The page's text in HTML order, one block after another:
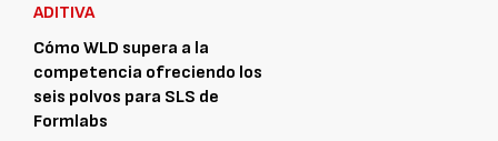
ADITIVA
Cómo WLD supera a la
competencia ofreciendo los
seis polvos para SLS de
Formlabs